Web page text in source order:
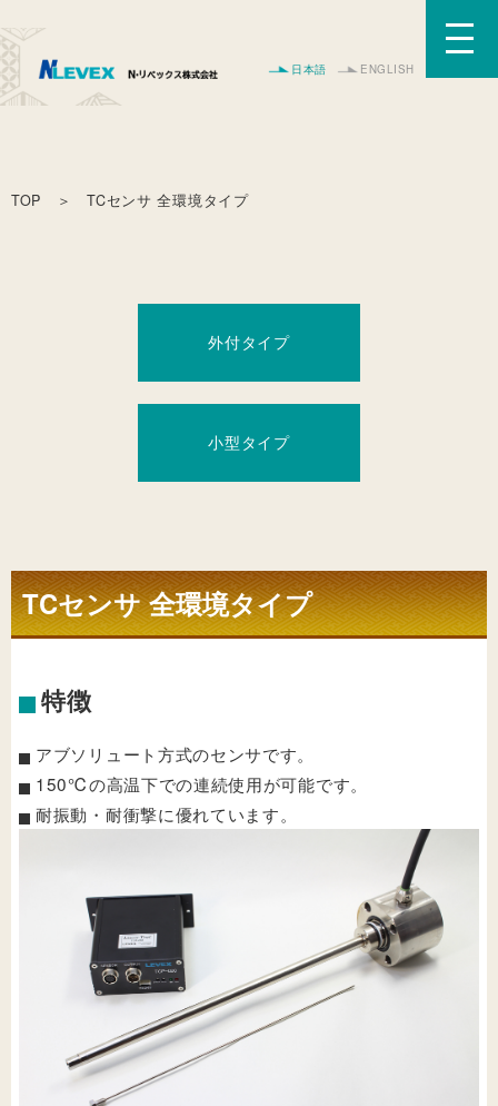
日本語 ENGLISH
TOP ＞ TCセンサ 全環境タイプ
外付タイプ
小型タイプ
TCセンサ 全環境タイプ
特徴
アブソリュート方式のセンサです。
150℃の高温下での連続使用が可能です。
耐振動・耐衝撃に優れています。